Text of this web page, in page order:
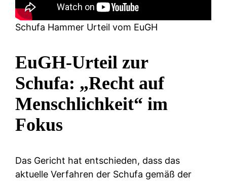
Schufa Hammer Urteil vom EuGH
EuGH-Urteil zur
Schufa: „Recht auf
Menschlichkeit“ im
Fokus
Das Gericht hat entschieden, dass das
aktuelle Verfahren der Schufa gemäß der